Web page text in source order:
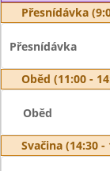
Přesnídávka
Přesnídávka
Oběd (11:00 -
Oběd
Svačina (14:30 -